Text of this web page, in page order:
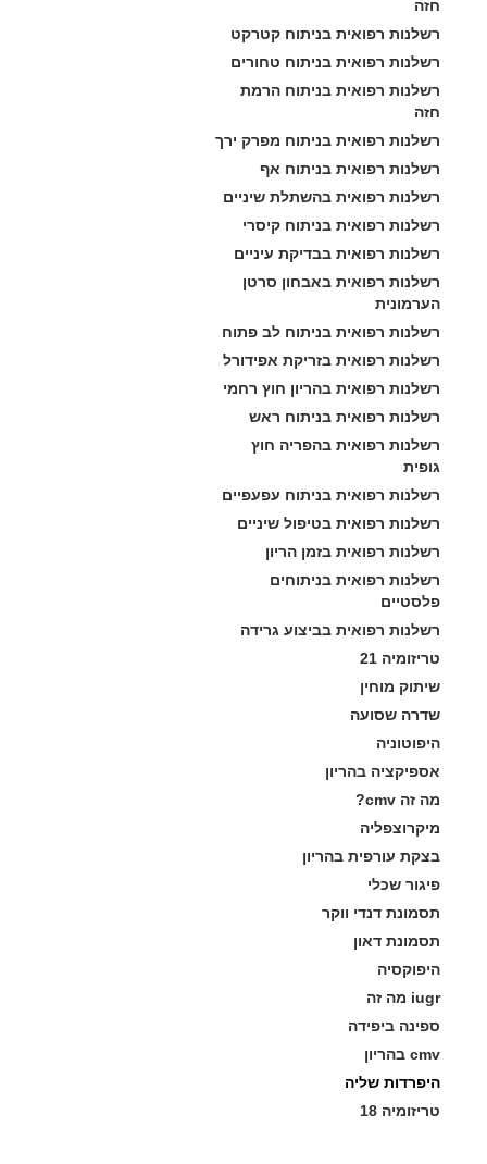
חזה
רשלנות רפואית בניתוח קטרקט
רשלנות רפואית בניתוח טחורים
רשלנות רפואית בניתוח הרמת
חזה
רשלנות רפואית בניתוח מפרק ירך
רשלנות רפואית בניתוח אף
רשלנות רפואית בהשתלת שיניים
רשלנות רפואית בניתוח קיסרי
רשלנות רפואית בבדיקת עיניים
רשלנות רפואית באבחון סרטן
הערמונית
רשלנות רפואית בניתוח לב פתוח
רשלנות רפואית בזריקת אפידורל
רשלנות רפואית בהריון חוץ רחמי
רשלנות רפואית בניתוח ראש
רשלנות רפואית בהפריה חוץ
גופית
רשלנות רפואית בניתוח עפעפיים
רשלנות רפואית בטיפול שיניים
רשלנות רפואית בזמן הריון
רשלנות רפואית בניתוחים
פלסטיים
רשלנות רפואית בביצוע גרידה
טריזומיה 21
שיתוק מוחין
שדרה שסועה
היפוטוניה
אספיקציה בהריון
מה זה cmv?
מיקרוצפליה
בצקת עורפית בהריון
פיגור שכלי
תסמונת דנדי ווקר
תסמונת דאון
היפוקסיה
iugr מה זה
ספינה ביפידה
cmv בהריון
היפרדות שליה
טריזומיה 18